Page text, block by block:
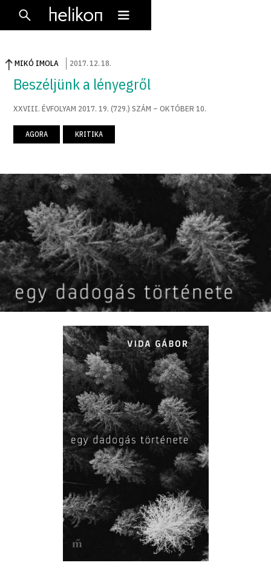
MIKÓ IMOLA 2017. 12. 18.
Beszéljünk a lényegről
XXVIII. ÉVFOLYAM 2017. 19. (729.) SZÁM – OKTÓBER 10.
AGORA KRITIKA